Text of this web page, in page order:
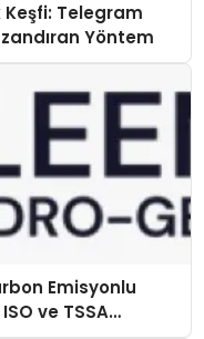
Telegram
Yöntem
Emisyonlu
ve TSSA